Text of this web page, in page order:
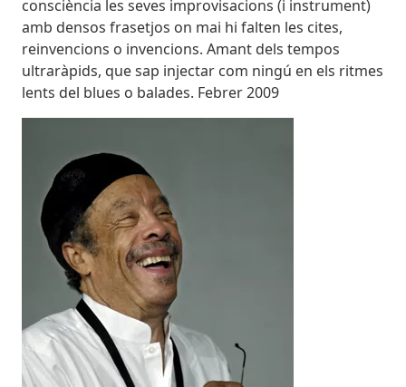
consciència les seves improvisacions (i instrument)
amb densos frasetjos on mai hi falten les cites,
reinvencions o invencions. Amant dels tempos
ultraràpids, que sap injectar com ningú en els ritmes
lents del blues o balades. Febrer 2009